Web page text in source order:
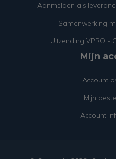
Aanmelden als
Samenwerking
Uitzending VPRO -
Mijn
Account
Mijn
Account